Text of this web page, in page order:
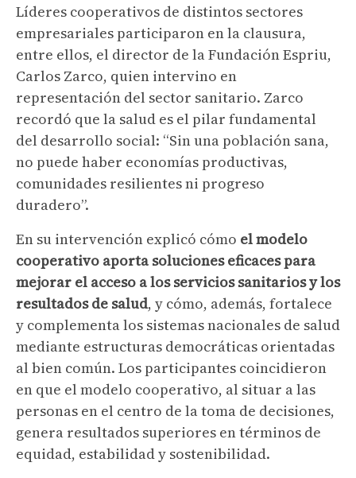
Líderes cooperativos de distintos sectores
empresariales participaron en la clausura,
entre ellos, el director de la Fundación Espriu,
Carlos Zarco, quien intervino en
representación del sector sanitario. Zarco
recordó que la salud es el pilar fundamental
del desarrollo social: “Sin una población sana,
no puede haber economías productivas,
comunidades resilientes ni progreso
duradero”.
En su intervención explicó cómo el modelo
cooperativo aporta soluciones eficaces para
mejorar el acceso a los servicios sanitarios y los
resultados de salud, y cómo, además, fortalece
y complementa los sistemas nacionales de salud
mediante estructuras democráticas orientadas
al bien común. Los participantes coincidieron
en que el modelo cooperativo, al situar a las
personas en el centro de la toma de decisiones,
genera resultados superiores en términos de
equidad, estabilidad y sostenibilidad.